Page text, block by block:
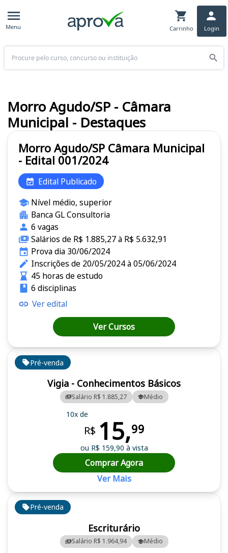
Menu Carrinho Login
Buscar
Pré-venda
Escriturário
Salário R$ 1.964,94 Médio
Pré-venda
Vigia - Conhecimentos Básicos
Salário R$ 1.885,27 Médio
10x de
R$ 15,99
ou R$ 159,90 à vista
Comprar Agora
Ver Mais
Morro Agudo/SP Câmara Municipal
- Edital 001/2024
Edital Publicado
Nível médio, superior
Banca GL Consultoria
6 vagas
Salários de R$ 1.885,27 à R$ 5.632,91
Prova dia 30/06/2024
Inscrições de 20/05/2024 à 05/06/2024
45 horas de estudo
6 disciplinas
Ver edital
Ver Cursos
Morro Agudo/SP - Câmara
Municipal - Destaques